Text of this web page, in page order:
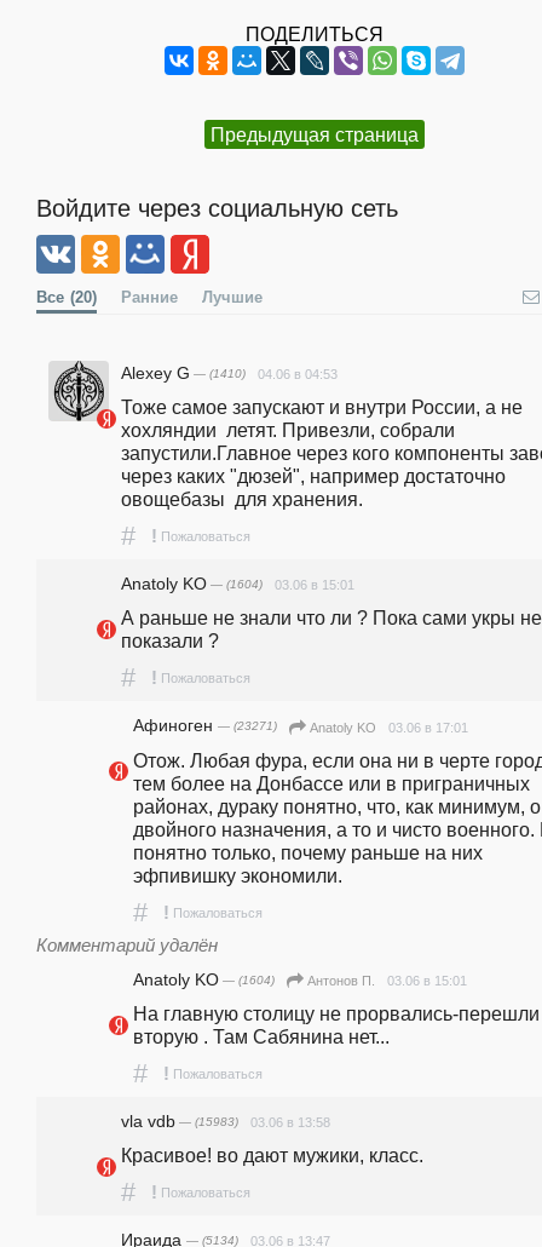
ПОДЕЛИТЬСЯ
Предыдущая страница
Войдите через социальную сеть
Все (20) Ранние Лучшие
Alexey G — (1410) 04.06 в 04:53
Тоже самое запускают и внутри России, а не
хохляндии  летят. Привезли, собрали
запустили.Главное через кого компоненты
через каких "дюзей", например достаточно
овощебазы  для хранения.
# ! Пожаловаться
Anatoly KO — (1604) 03.06 в 15:01
А раньше не знали что ли ? Пока сами укры не
показали ?
# ! Пожаловаться
Афиноген — (23271) Anatoly KO 03.06 в 17:01
Отож. Любая фура, если она ни в черте
тем более на Донбассе или в приграничных
районах, дураку понятно, что, как минимум,
двойного назначения, а то и чисто
понятно только, почему раньше на них
эфпивишку экономили.
# ! Пожаловаться
Комментарий удалён
Anatoly KO — (1604) Антонов П. 03.06 в 15:01
На главную столицу не прорвались-
вторую . Там Сабянина нет...
# ! Пожаловаться
vla vdb — (15983) 03.06 в 13:58
Красивое! во дают мужики, класс.
# ! Пожаловаться
Ираида — (5134) 03.06 в 13:47